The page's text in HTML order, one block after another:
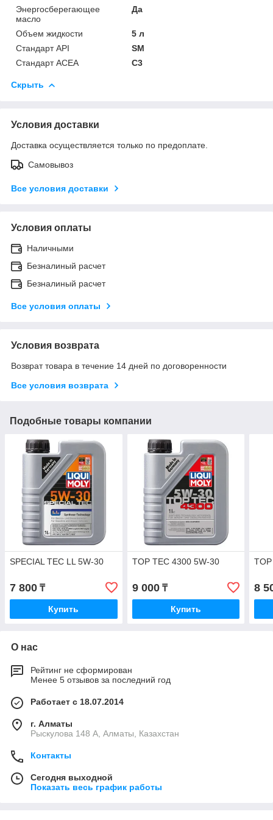
Энергосберегающее
масло
Да
Объем жидкости
5 л
Стандарт API
SM
Стандарт ACEA
C3
Скрыть
Условия доставки
Доставка осуществляется только по предоплате.
Самовывоз
Все условия доставки
Условия оплаты
Наличными
Безналиный расчет
Безналиный расчет
Все условия оплаты
Условия возврата
Возврат товара в течение 14 дней по договоренности
Все условия возврата
Подобные товары компании
SPECIAL TEC LL 5W-30
7 800 ₸
Купить
TOP TEC 4300 5W-30
9 000₸
Купить
8
О нас
Рейтинг не сформирован
Менее 5 отзывов за последний год
Работает с 18.07.2014
г. Алматы
Рыскулова 148 A, Алматы, Казахстан
Контакты
Сегодня выходной
Показать весь график работы